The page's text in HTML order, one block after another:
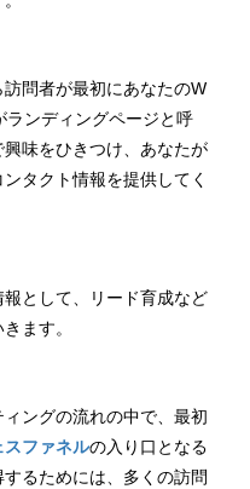
問者が最初にあなたのW
ンディングページと呼
味をひきつけ、あなたが
タクト情報を提供してく
として、リード育成など
ます。
ングの流れの中で、最初
スファネルの入り口となる
るためには、多くの訪問